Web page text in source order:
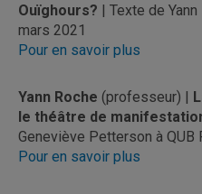
Ouïghours? | Texte de
mars 2021
Pour en savoir plus
Yann Roche (professeur) |
le théâtre de
Geneviève Petterson à QUB
Pour en savoir plus